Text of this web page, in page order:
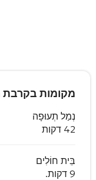
מקומות בקרבת
נְמַל תְעוּפָה
42 דקות
בֵּית חוֹלִים
9 דקות.